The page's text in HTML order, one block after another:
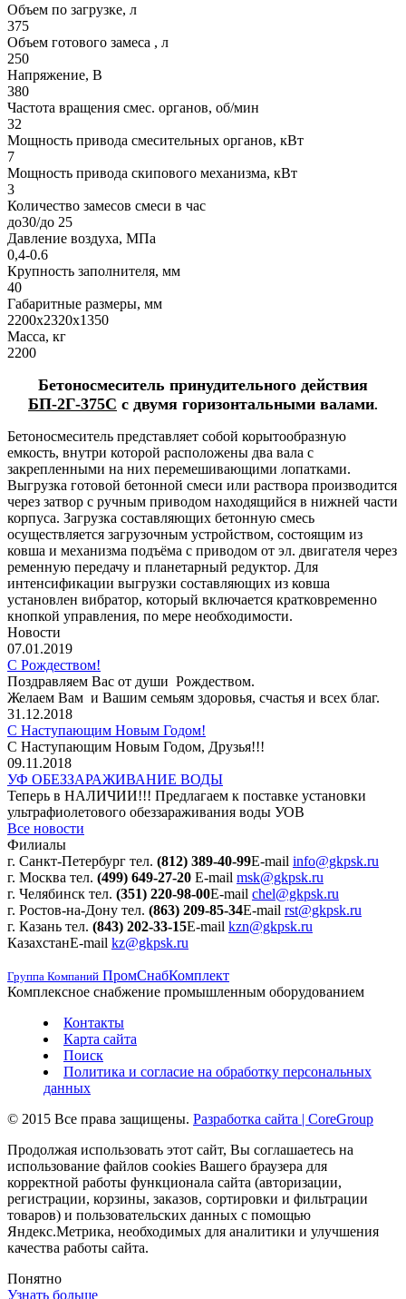
Объем по загрузке, л
375
Объем готового замеса , л
250
Напряжение, В
380
Частота вращения смес. органов, об/мин
32
Мощность привода смесительных органов, кВт
7
Мощность привода скипового механизма, кВт
3
Количество замесов смеси в час
до30/до 25
Давление воздуха, МПа
0,4-0.6
Крупность заполнителя, мм
40
Габаритные размеры, мм
2200х2320х1350
Масса, кг
2200
Бетоносмеситель принудительного действия
БП-2Г-375С с двумя горизонтальными валами.
Бетоносмеситель представляет собой корытообразную
емкость, внутри которой расположены два вала с
закрепленными на них перемешивающими лопатками.
Выгрузка готовой бетонной смеси или раствора производится
через затвор с ручным приводом находящийся в нижней части
корпуса. Загрузка составляющих бетонную смесь
осуществляется загрузочным устройством, состоящим из
ковша и механизма подъёма с приводом от эл. двигателя через
ременную передачу и планетарный редуктор. Для
интенсификации выгрузки составляющих из ковша
установлен вибратор, который включается кратковременно
кнопкой управления, по мере необходимости.
Новости
07.01.2019
С Рождеством!
Поздравляем Вас от души Рождеством.
Желаем Вам и Вашим семьям здоровья, счастья и всех благ.
31.12.2018
С Наступающим Новым Годом!
С Наступающим Новым Годом, Друзья!!!
09.11.2018
УФ ОБЕЗЗАРАЖИВАНИЕ ВОДЫ
Теперь в НАЛИЧИИ!!! Предлагаем к поставке установки
ультрафиолетового обеззараживания воды УОВ
Все новости
Филиалы
г. Санкт-Петербург тел. (812) 389-40-99E-mail info@gkpsk.ru
г. Москва тел. (499) 649-27-20 E-mail msk@gkpsk.ru
г. Челябинск тел. (351) 220-98-00E-mail chel@gkpsk.ru
г. Ростов-на-Дону тел. (863) 209-85-34E-mail rst@gkpsk.ru
г. Казань тел. (843) 202-33-15E-mail kzn@gkpsk.ru
КазахстанE-mail kz@gkpsk.ru
Группа Компаний ПромСнабКомплект
Комплексное снабжение промышленным оборудованием
Контакты
Карта сайта
Поиск
Политика и согласие на обработку персональных
данных
© 2015 Все права защищены. Разработка сайта | CoreGroup
Продолжая использовать этот сайт, Вы соглашаетесь на
использование файлов cookies Вашего браузера для
корректной работы функционала сайта (авторизации,
регистрации, корзины, заказов, сортировки и фильтрации
товаров) и пользовательских данных с помощью
Яндекс.Метрика, необходимых для аналитики и улучшения
качества работы сайта.
Понятно
Узнать больше